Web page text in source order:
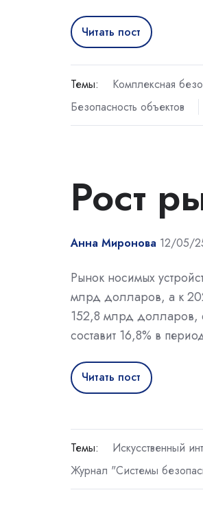
Читать пост
Темы: Комплексная
Безопасность объектов
Рост
Анна Миронова 12/05/
Рынок носимых
млрд долларов, а к
152,8 млрд долларов,
составит 16,8% в
Читать пост
Темы: Искусственный
Журнал "Системы